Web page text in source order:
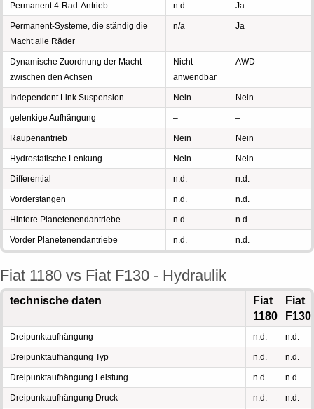
Permanent 4-Rad-Antrieb n.d. Ja
Permanent-Systeme, die ständig die
Macht alle Räder
n/a Ja
Dynamische Zuordnung der Macht
zwischen den Achsen
Nicht
anwendbar
AWD
Independent Link Suspension Nein Nein
gelenkige Aufhängung – –
Raupenantrieb Nein Nein
Hydrostatische Lenkung Nein Nein
Differential n.d. n.d.
Vorderstangen n.d. n.d.
Hintere Planetenendantriebe n.d. n.d.
Vorder Planetenendantriebe n.d. n.d.
Fiat 1180 vs Fiat F130 - Hydraulik
technische daten
Fiat
1180
Fiat
F130
Dreipunktaufhängung n.d. n.d.
Dreipunktaufhängung Typ n.d. n.d.
Dreipunktaufhängung Leistung n.d. n.d.
Dreipunktaufhängung Druck n.d. n.d.